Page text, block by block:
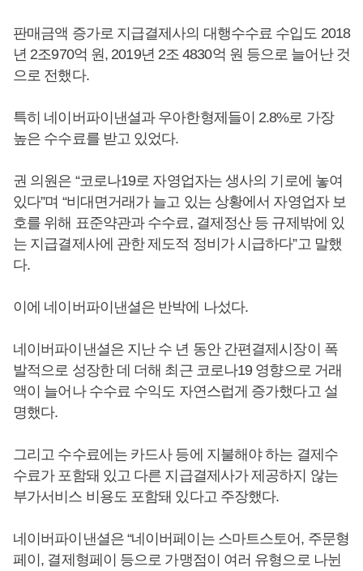
판매금액 증가로 지급결제사의 대행수수료 수입도 2018
년 2조970억 원, 2019년 2조 4830억 원 등으로 늘어난 것
으로 전했다.
특히 네이버파이낸셜과 우아한형제들이 2.8%로 가장
높은 수수료를 받고 있었다.
권 의원은 “코로나19로 자영업자는 생사의 기로에 놓여
있다”며 “비대면거래가 늘고 있는 상황에서 자영업자 보
호를 위해 표준약관과 수수료, 결제정산 등 규제밖에 있
는 지급결제사에 관한 제도적 정비가 시급하다”고 말했
다.
이에 네이버파이낸셜은 반박에 나섰다.
네이버파이낸셜은 지난 수 년 동안 간편결제시장이 폭
발적으로 성장한 데 더해 최근 코로나19 영향으로 거래
액이 늘어나 수수료 수익도 자연스럽게 증가했다고 설
명했다.
그리고 수수료에는 카드사 등에 지불해야 하는 결제수
수료가 포함돼 있고 다른 지급결제사가 제공하지 않는
부가서비스 비용도 포함돼 있다고 주장했다.
네이버파이낸셜은 “네이버페이는 스마트스토어, 주문형
페이, 결제형페이 등으로 가맹점이 여러 유형으로 나뉜